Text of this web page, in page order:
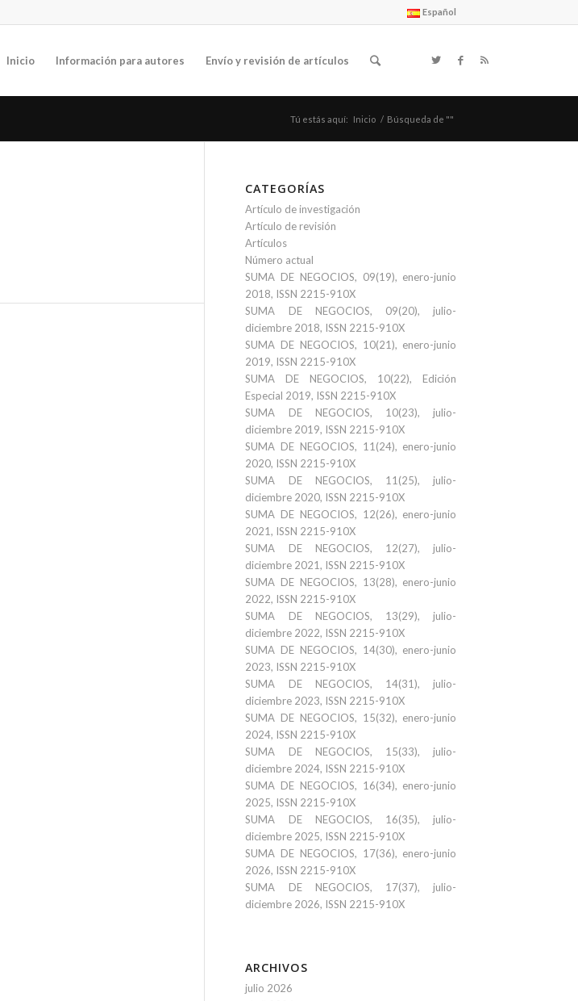
Español
Inicio Información para autores Envío y revisión de artículos
Tú estás aquí: Inicio / Búsqueda de ""
CATEGORÍAS
Artículo de investigación
Artículo de revisión
Artículos
Número actual
SUMA DE NEGOCIOS, 09(19), enero-junio
2018, ISSN 2215-910X
SUMA DE NEGOCIOS, 09(20), julio-
diciembre 2018, ISSN 2215-910X
SUMA DE NEGOCIOS, 10(21), enero-junio
2019, ISSN 2215-910X
SUMA DE NEGOCIOS, 10(22), Edición
Especial 2019, ISSN 2215-910X
SUMA DE NEGOCIOS, 10(23), julio-
diciembre 2019, ISSN 2215-910X
SUMA DE NEGOCIOS, 11(24), enero-junio
2020, ISSN 2215-910X
SUMA DE NEGOCIOS, 11(25), julio-
diciembre 2020, ISSN 2215-910X
SUMA DE NEGOCIOS, 12(26), enero-junio
2021, ISSN 2215-910X
SUMA DE NEGOCIOS, 12(27), julio-
diciembre 2021, ISSN 2215-910X
SUMA DE NEGOCIOS, 13(28), enero-junio
2022, ISSN 2215-910X
SUMA DE NEGOCIOS, 13(29), julio-
diciembre 2022, ISSN 2215-910X
SUMA DE NEGOCIOS, 14(30), enero-junio
2023, ISSN 2215-910X
SUMA DE NEGOCIOS, 14(31), julio-
diciembre 2023, ISSN 2215-910X
SUMA DE NEGOCIOS, 15(32), enero-junio
2024, ISSN 2215-910X
SUMA DE NEGOCIOS, 15(33), julio-
diciembre 2024, ISSN 2215-910X
SUMA DE NEGOCIOS, 16(34), enero-junio
2025, ISSN 2215-910X
SUMA DE NEGOCIOS, 16(35), julio-
diciembre 2025, ISSN 2215-910X
SUMA DE NEGOCIOS, 17(36), enero-junio
2026, ISSN 2215-910X
SUMA DE NEGOCIOS, 17(37), julio-
diciembre 2026, ISSN 2215-910X
ARCHIVOS
julio 2026